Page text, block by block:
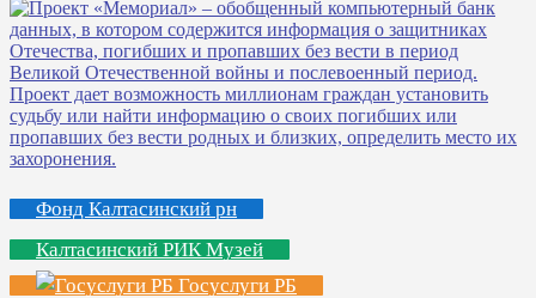
Фонд Калтасинский рн
Калтасинский РИК Музей
Госуслуги РБ